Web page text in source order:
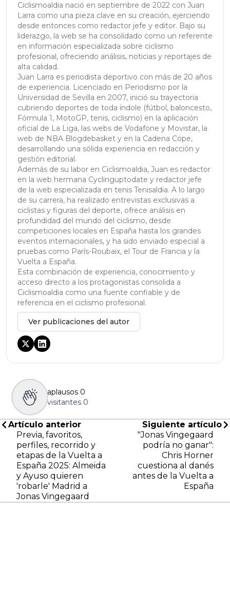
Ciclismoaldia nació en septiembre de 2022 con Juan
Larra como una pieza clave en su creación, ejerciendo
desde entonces como redactor jefe y editor. Bajo su
liderazgo, la web se ha consolidado como un referente
en información especializada sobre ciclismo
profesional, ofreciendo análisis, noticias y reportajes de
alta calidad.
Juan Larra es periodista deportivo con más de 20 años
de experiencia. Licenciado en Periodismo por la
Universidad de Sevilla en 2007, inició su trayectoria
cubriendo deportes de toda índole (fútbol, baloncesto,
Fórmula 1, MotoGP, tenis, ciclismo) en la aplicación
oficial de La Liga, las webs de Vodafone y Movistar, la
web de NBA Blogdebasket y en la Cadena Cope,
desarrollando una sólida experiencia en redacción y
gestión editorial.
Además de su labor en Ciclismoaldia, Juan es redactor
en la web hermana Cyclinguptodate y redactor jefe
de la web especializada en tenis Tenisaldia. A lo largo
de su carrera, ha realizado entrevistas exclusivas a
ciclistas y figuras del deporte, ofrece análisis en
profundidad del mundo del ciclismo, desde
competiciones locales en España hasta los grandes
eventos internacionales, y ha sido enviado especial a
pruebas como París-Roubaix, el Tour de Francia y la
Vuelta a España.
Esta combinación de experiencia, conocimiento y
acceso directo a los protagonistas consolida a
Ciclismoaldia como una fuente confiable y de
referencia en el ciclismo profesional.
Ver publicaciones del autor
aplausos 0
visitantes 0
Artículo anterior
Previa, favoritos,
perfiles, recorrido y
etapas de la Vuelta a
España 2025: Almeida
y Ayuso quieren
'robarle' Madrid a
Jonas Vingegaard
Siguiente artículo
"Jonas Vingegaard
podría no ganar":
Chris Horner
cuestiona al danés
antes de la Vuelta a
España